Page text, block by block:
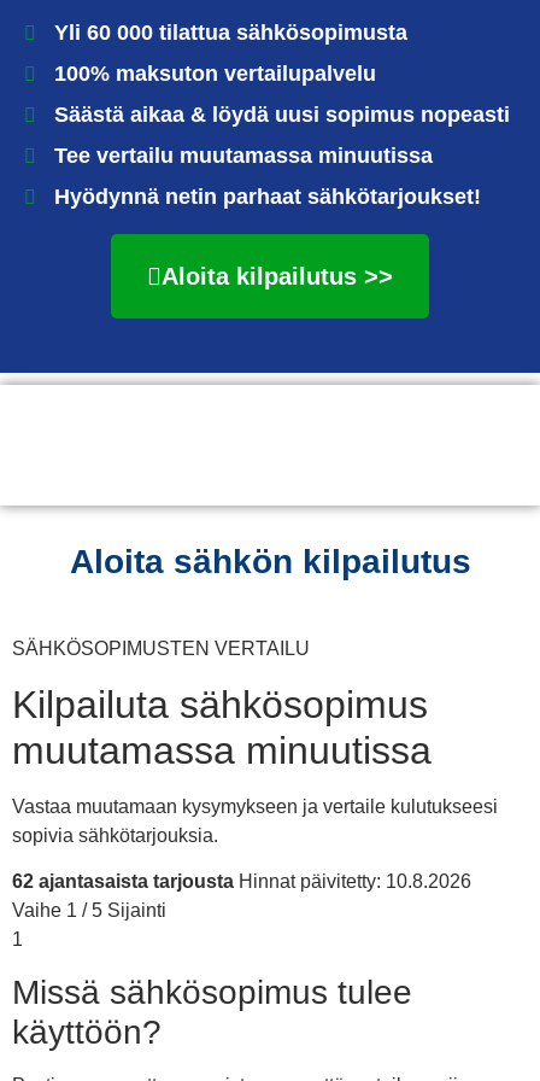
Yli 60 000 tilattua sähkösopimusta
100% maksuton vertailupalvelu
Säästä aikaa & löydä uusi sopimus nopeasti
Tee vertailu muutamassa minuutissa
Hyödynnä netin parhaat sähkötarjoukset!
Aloita kilpailutus >>
Aloita sähkön kilpailutus
SÄHKÖSOPIMUSTEN VERTAILU
Kilpailuta sähkösopimus
muutamassa minuutissa
Vastaa muutamaan kysymykseen ja vertaile kulutukseesi
sopivia sähkötarjouksia.
62 ajantasaista tarjousta Hinnat päivitetty: 10.8.2026
Vaihe 1 / 5 Sijainti
1
Missä sähkösopimus tulee
käyttöön?